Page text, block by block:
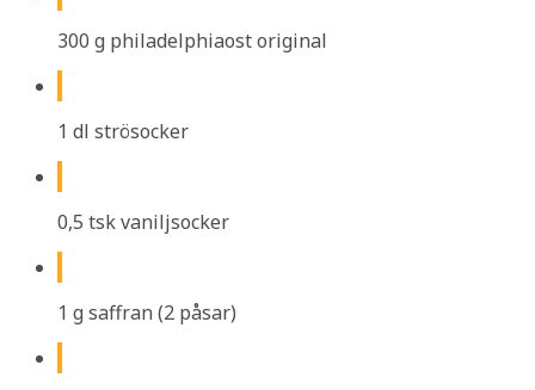
300 g philadelphiaost original
1 dl strösocker
0,5 tsk vaniljsocker
1 g saffran (2 påsar)